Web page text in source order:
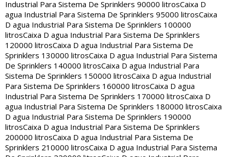
Industrial Para Sistema De Sprinklers 90000 litrosCaixa D
agua Industrial Para Sistema De Sprinklers 95000 litrosCaixa
D agua Industrial Para Sistema De Sprinklers 100000
litrosCaixa D agua Industrial Para Sistema De Sprinklers
120000 litrosCaixa D agua Industrial Para Sistema De
Sprinklers 130000 litrosCaixa D agua Industrial Para Sistema
De Sprinklers 140000 litrosCaixa D agua Industrial Para
Sistema De Sprinklers 150000 litrosCaixa D agua Industrial
Para Sistema De Sprinklers 160000 litrosCaixa D agua
Industrial Para Sistema De Sprinklers 170000 litrosCaixa D
agua Industrial Para Sistema De Sprinklers 180000 litrosCaixa
D agua Industrial Para Sistema De Sprinklers 190000
litrosCaixa D agua Industrial Para Sistema De Sprinklers
200000 litrosCaixa D agua Industrial Para Sistema De
Sprinklers 210000 litrosCaixa D agua Industrial Para Sistema